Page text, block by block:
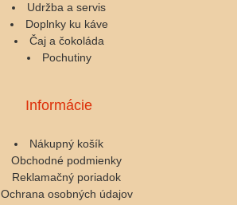
Udržba a servis
Doplnky ku káve
Čaj a čokoláda
Pochutiny
Informácie
Nákupný košík
Obchodné podmienky
Reklamačný poriadok
Ochrana osobných údajov